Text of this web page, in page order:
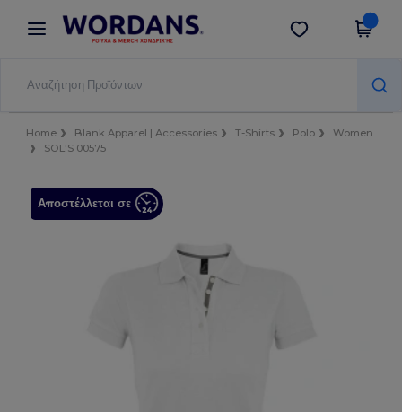
× Εφαρμογή Wordans
Καλύτερες τιμές στην εφαρμογή!
Λήψη app
Home Blank Apparel | Accessories T-Shirts Polo
Women
SOL'S 00575
Αποστέλλεται σε